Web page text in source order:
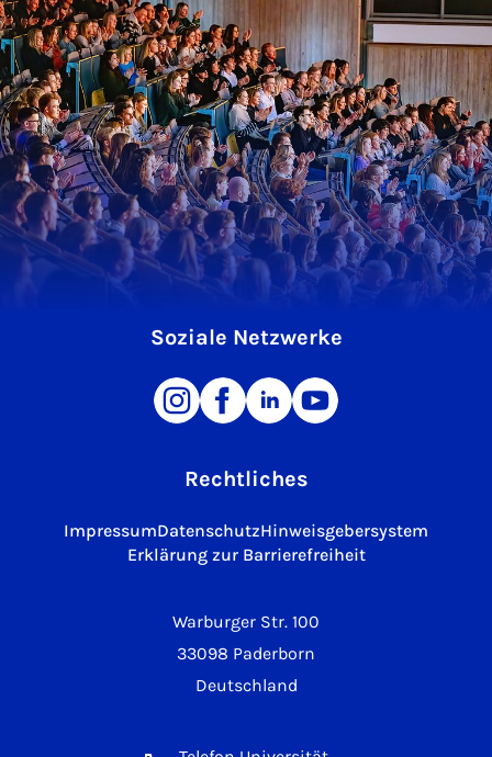
Warburger Str. 100
33098 Paderborn
Deutschland
Soziale Netzwerke
Rechtliches
ImpressumDatenschutzHinweisgebersystem
Erklärung zur Barrierefreiheit